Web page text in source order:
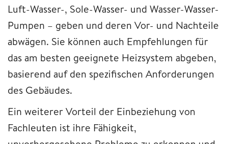
Luft-Wasser-, Sole-Wasser- und Wasser-Wasser-
Pumpen – geben und deren Vor- und Nachteile
abwägen. Sie können auch Empfehlungen für
das am besten geeignete Heizsystem abgeben,
basierend auf den spezifischen Anforderungen
des Gebäudes.
Ein weiterer Vorteil der Einbeziehung von
Fachleuten ist ihre Fähigkeit,